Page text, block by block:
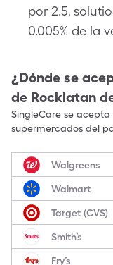
por 2.5,
0.005% de la
¿Dónde se
de Rocklatan
SingleCare se
supermercados del
Walgreens
Walmart
Target (CVS)
Smith’s
Fry’s